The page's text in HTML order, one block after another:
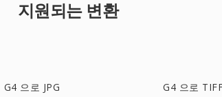
지원되는 변환
G4 으로 JPG G4 으로